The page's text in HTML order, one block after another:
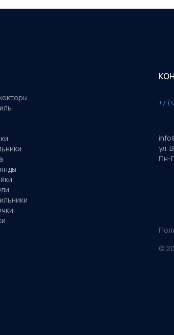
+7
ул.
Пн-
©